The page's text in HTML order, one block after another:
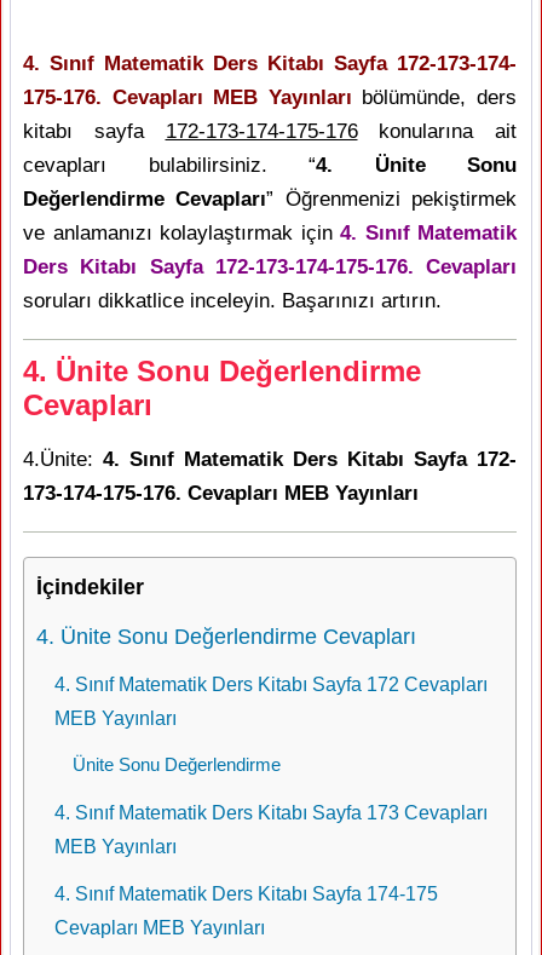
4. Sınıf Matematik Ders Kitabı Sayfa 172-173-174-
175-176. Cevapları MEB Yayınları bölümünde, ders
kitabı sayfa 172-173-174-175-176konularına ait
cevapları bulabilirsiniz. “4. Ünite Sonu
Değerlendirme Cevapları” Öğrenmenizi pekiştirmek
ve anlamanızı kolaylaştırmak için 4. Sınıf Matematik
Ders Kitabı Sayfa 172-173-174-175-176. Cevapları
soruları dikkatlice inceleyin. Başarınızı artırın.
4. Ünite Sonu Değerlendirme
Cevapları
4.Ünite: 4. Sınıf Matematik Ders Kitabı Sayfa 172-
173-174-175-176. Cevapları MEB Yayınları
İçindekiler
4. Ünite Sonu Değerlendirme Cevapları
4. Sınıf Matematik Ders Kitabı Sayfa 172 Cevapları
MEB Yayınları
Ünite Sonu Değerlendirme
4. Sınıf Matematik Ders Kitabı Sayfa 173 Cevapları
MEB Yayınları
4. Sınıf Matematik Ders Kitabı Sayfa 174-175
Cevapları MEB Yayınları